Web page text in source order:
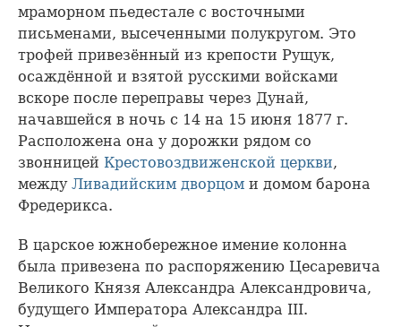
мраморном пьедестале с восточными
письменами, высеченными полукругом. Это
трофей привезённый из крепости Рущук,
осаждённой и взятой русскими войсками
вскоре после переправы через Дунай,
начавшейся в ночь с 14 на 15 июня 1877 г.
Расположена она у дорожки рядом со
звонницей Крестовоздвиженской церкви,
между Ливадийским дворцом и домом барона
Фредерикса.
В царское южнобережное имение колонна
была привезена по распоряжению Цесаревича
Великого Князя Александра Александровича,
будущего Императора Александра III.